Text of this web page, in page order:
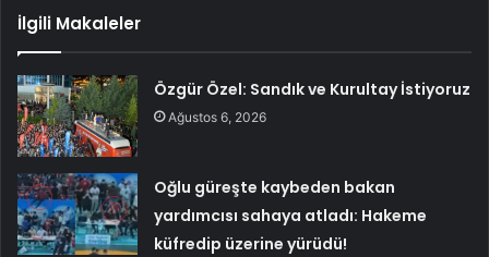
İlgili Makaleler
Özgür Özel: Sandık ve Kurultay İstiyoruz
Ağustos 6, 2026
Oğlu güreşte kaybeden bakan
yardımcısı sahaya atladı: Hakeme
küfredip üzerine yürüdü!